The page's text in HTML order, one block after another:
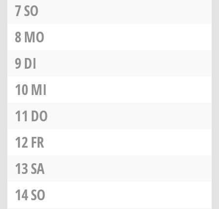
7SO
8MO
9DI
10MI
11 DO
12FR
13SA
14SO